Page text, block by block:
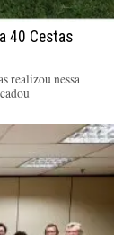
40 Cestas
realizou nessa